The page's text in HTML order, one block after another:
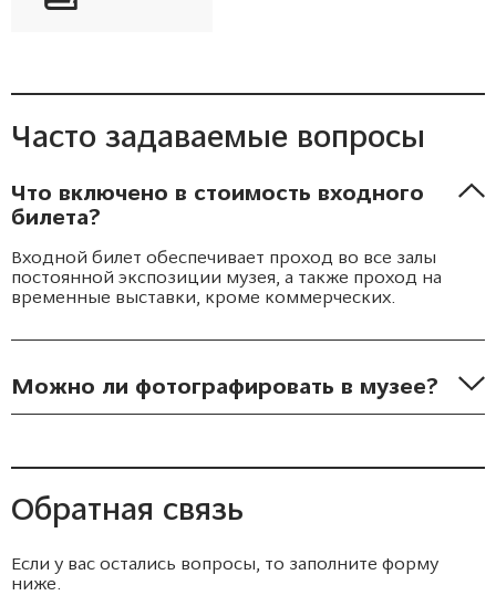
Часто задаваемые вопросы
Что включено в стоимость входного
билета?
Входной билет обеспечивает проход во все залы
постоянной экспозиции музея, а также проход на
временные выставки, кроме коммерческих.
Можно ли фотографировать в музее?
Обратная связь
Если у вас остались вопросы, то заполните форму
ниже.